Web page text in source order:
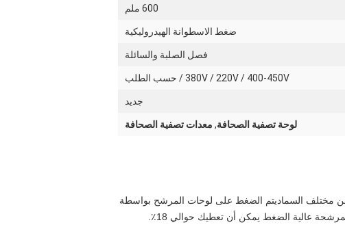
600 ملم
ضغط الاسطوانة الهيدروليكية
فصل الصلبة والسائلة
380V / 220V / 400-450V / حسب الطلب
جديد
لوحة تصفية الصحافة, معدات تصفية الصحافة
مختلف السماديتم الضغط على لوحات المرشح بواسطة